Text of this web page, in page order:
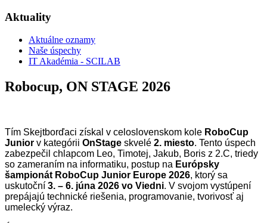
Aktuality
Aktuálne oznamy
Naše úspechy
IT Akadémia - SCILAB
Robocup, ON STAGE 2026
Tím Skejtborďaci získal v celoslovenskom kole RoboCup
Junior v kategórii OnStage skvelé 2. miesto. Tento úspech
zabezpečil chlapcom Leo, Timotej, Jakub, Boris z 2.C, triedy
so zameraním na informatiku, postup na Európsky
šampionát RoboCup Junior Europe 2026, ktorý sa
uskutoční 3. – 6. júna 2026 vo Viedni. V svojom vystúpení
prepájajú technické riešenia, programovanie, tvorivosť aj
umelecký výraz.